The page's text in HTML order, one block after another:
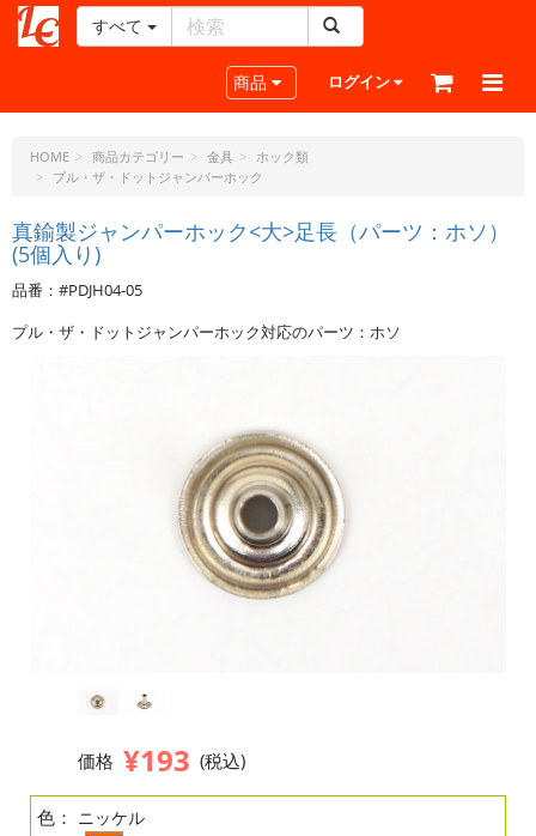
ー
ラ
フ
ド
ッ
ト・
ェ
すべて
Toggle navigation
商品 ログイン
HOME 商品カテゴリー 金具
ホック類
プル・ザ・ドットジャンパーホック
真鍮製ジャンパーホック<大>足長（パーツ：ホソ）
(5個入り)
品番：#PDJH04-05
プル・ザ・ドットジャンパーホック対応のパーツ：ホソ
価格 ¥193 (税込)
色： ニッケル